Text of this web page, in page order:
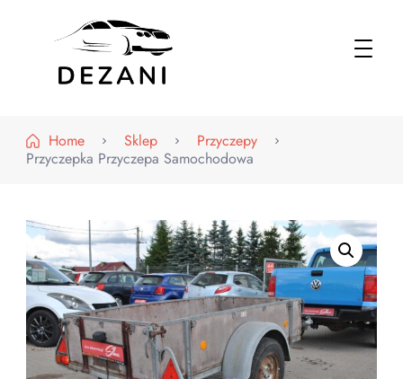
Home
Sklep
Przyczepy
Przyczepka Przyczepa Samochodowa